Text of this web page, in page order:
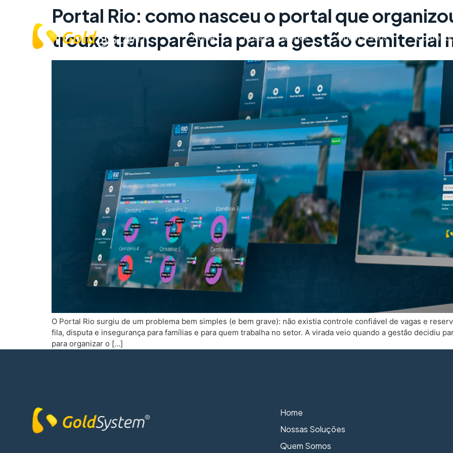
Home Nossas Soluções Quem Somos
Portal Rio: como nasceu o portal que
trouxe transparência para a gestão cemiterial
O Portal Rio surgiu de um problema bem simples (e bem grave): não existia controle confiável de vagas e
fila, disputa e insegurança para famílias e para quem trabalha no setor. A virada veio quando a gestão decidiu
para organizar o […]
Home
Nossas Soluções
Quem Somos